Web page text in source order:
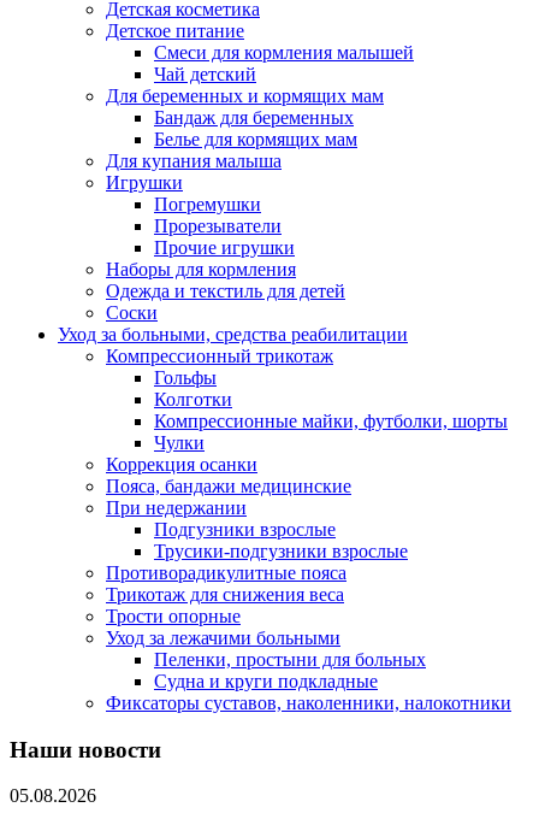
Детская косметика
Детское питание
Смеси для кормления малышей
Чай детский
Для беременных и кормящих мам
Бандаж для беременных
Белье для кормящих мам
Для купания малыша
Игрушки
Погремушки
Прорезыватели
Прочие игрушки
Наборы для кормления
Одежда и текстиль для детей
Соски
Уход за больными, средства реабилитации
Компрессионный трикотаж
Гольфы
Колготки
Компрессионные майки, футболки, шорты
Чулки
Коррекция осанки
Пояса, бандажи медицинские
При недержании
Подгузники взрослые
Трусики-подгузники взрослые
Противорадикулитные пояса
Трикотаж для снижения веса
Трости опорные
Уход за лежачими больными
Пеленки, простыни для больных
Судна и круги подкладные
Фиксаторы суставов, наколенники, налокотники
Наши новости
05.08.2026